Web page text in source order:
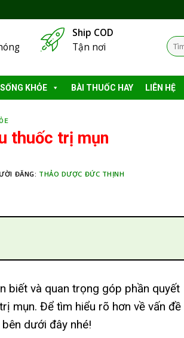
Ship COD
Tận nơi
Tìm
kiếm:
KHỎE BÀI THUỐC HAY LIÊN HỆ
thuốc trị mụn
ĐĂNG: THẢO DƯỢC ĐỨC THỊNH
biết và quan trọng góp phần quyết
mụn. Để tìm hiểu rõ hơn về vấn đề
dưới đây nhé!